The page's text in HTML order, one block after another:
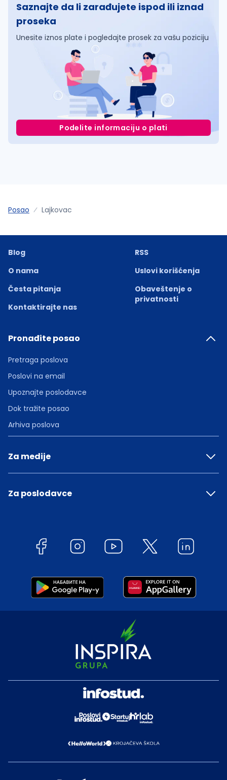
Saznajte da li zarađujete ispod ili iznad
proseka
Unesite iznos plate i pogledajte prosek za vašu poziciju
Podelite informaciju o plati
Posao Lajkovac
Blog
O nama
Česta pitanja
Kontaktirajte nas
RSS
Uslovi korišćenja
Obaveštenje o
privatnosti
Pronađite posao
Pretraga poslova
Poslovi na email
Upoznajte poslodavce
Dok tražite posao
Arhiva poslova
Za medije
Za poslodavce